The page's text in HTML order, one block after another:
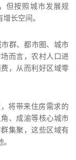
但按照城市发展规
长空间。
群、都市圈、城市
而言，农村人口进
，从而利好区域零
将带来住房需求的
、成渝等核心城市
集聚，这些区域有